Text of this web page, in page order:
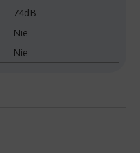
74dB
Nie
Nie